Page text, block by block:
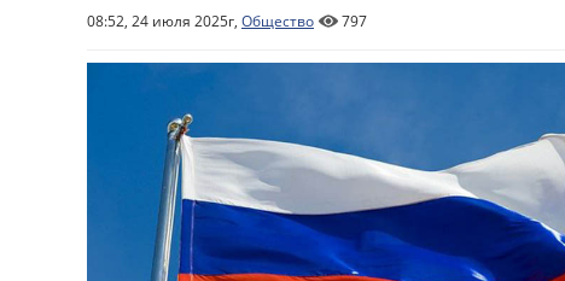
08:52, 24 июля 2025г, Общество 797